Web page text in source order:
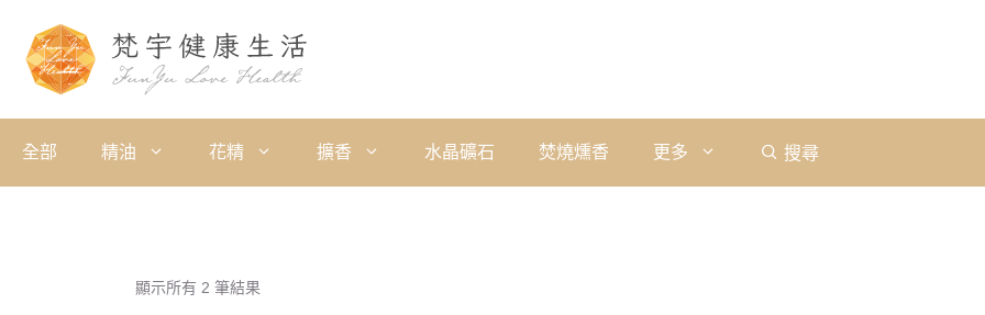
全部 精油 花精 擴香 水晶礦石 焚燒燻香 更多 搜尋
顯示所有 2 筆結果